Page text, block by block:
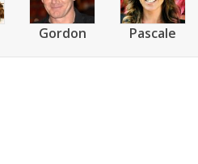
Gordon Pascale